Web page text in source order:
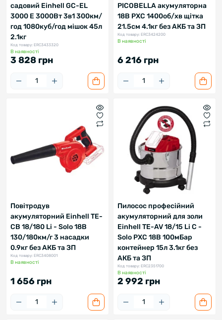
садовий Einhell GC-EL
3000 E 3000Вт 3в1 300км/
год 1080куб/год мішок 45л
2.1кг
Код товару: ERC3433320
В наявності
3 828 грн
PICOBELLA акумуляторна
18В PXC 1400об/хв щітка
21.5см 4.1кг без АКБ та ЗП
Код товару: ERC3424200
В наявності
6 216 грн
Повітродув
акумуляторний Einhell TE-
CB 18/180 Li - Solo 18В
130/180км/г 3 насадки
0.9кг без АКБ та ЗП
Код товару: ERC3408001
В наявності
1 656 грн
Пилосос професійний
акумуляторний для золи
Einhell TE-AV 18/15 Li C -
Solo PXC 18В 100мБар
контейнер 15л 3.1кг без
АКБ та ЗП
Код товару: ERC2351700
В наявності
2 992 грн